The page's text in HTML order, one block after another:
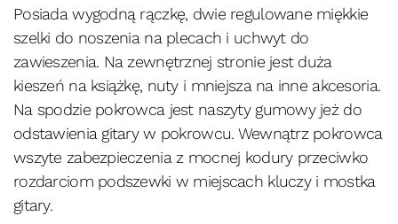
Posiada wygodną rączkę, dwie regulowane miękkie
szelki do noszenia na plecach i uchwyt do
zawieszenia. Na zewnętrznej stronie jest duża
kieszeń na książkę, nuty i mniejsza na inne akcesoria.
Na spodzie pokrowca jest naszyty gumowy jeż do
odstawienia gitary w pokrowcu. Wewnątrz pokrowca
wszyte zabezpieczenia z mocnej kodury przeciwko
rozdarciom podszewki w miejscach kluczy i mostka
gitary.